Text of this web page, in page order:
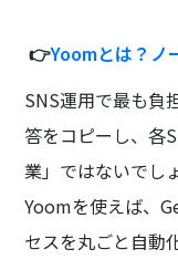
👉Yoomとは？ノ
SNS運用で最も負
答をコピーし、各
業」ではないでし
Yoomを使えば、
セスを丸ごと自動